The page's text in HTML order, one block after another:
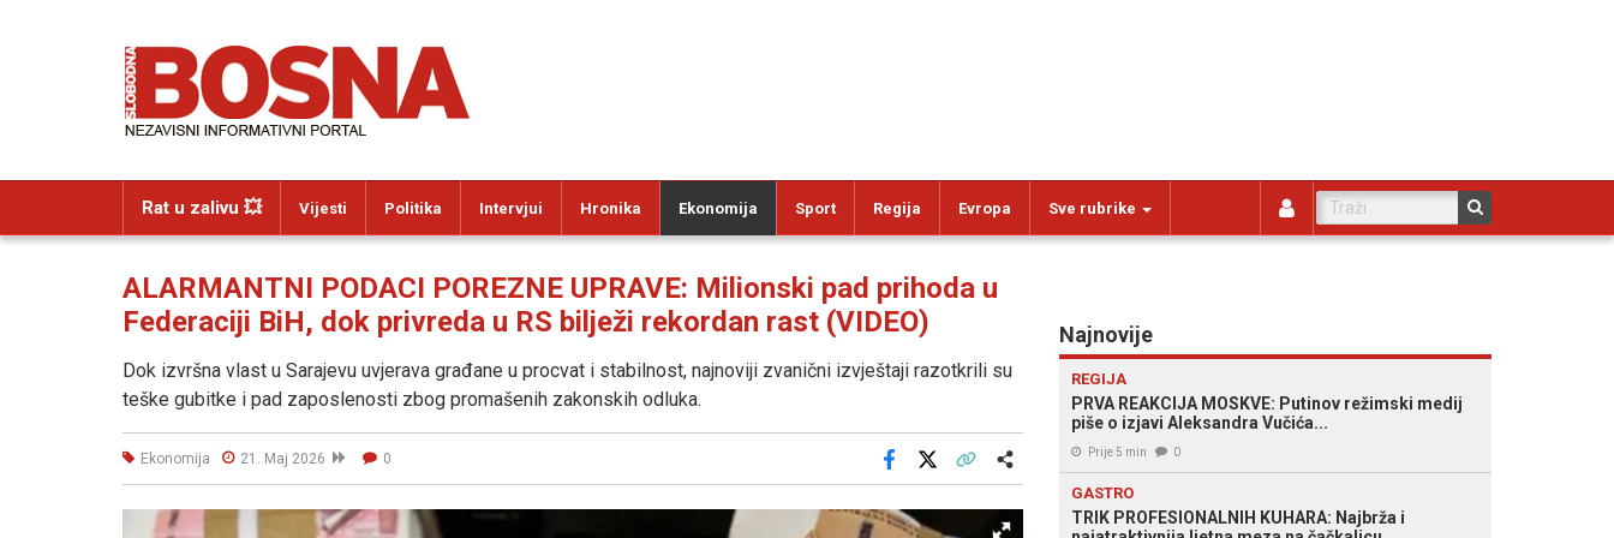
Rat u zalivu 💥 Vijesti Politika Intervjui Hronika Ekonomija Sport Regija Evropa Sve rubrike
ALARMANTNI PODACI POREZNE UPRAVE: Milionski pad prihoda u
Federaciji BiH, dok privreda u RS bilježi rekordan rast (VIDEO)
Dok izvršna vlast u Sarajevu uvjerava građane u procvat i stabilnost, najnoviji zvanični izvještaji razotkrili su
teške gubitke i pad zaposlenosti zbog promašenih zakonskih odluka.
Ekonomija 21. Maj 2026 0
Facebook
Najnovije
REGIJA
PRVA REAKCIJA MOSKVE: Putinov režimski medij
piše o izjavi Aleksandra Vučića...
Prije 5 min 0
GASTRO
TRIK PROFESIONALNIH KUHARA: Najbrža i